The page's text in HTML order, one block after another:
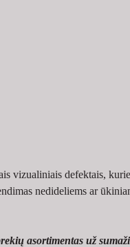
vizualiniais defektais,
nedideliems ar
asortimentas už